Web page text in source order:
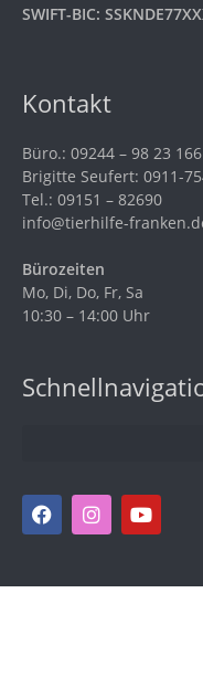
SWIFT-BIC:
Kontakt
Büro.: 09244 – 98 23 166
Brigitte Seufert: 0911-
Tel.: 09151 – 82690
info@tierhilfe-
Bürozeiten
Mo, Di, Do, Fr, Sa
10:30 – 14:00 Uhr